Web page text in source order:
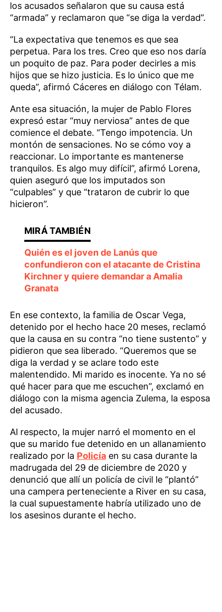
los acusados señalaron que su causa está
“armada” y reclamaron que “se diga la verdad”.
“La expectativa que tenemos es que sea
perpetua. Para los tres. Creo que eso nos daría
un poquito de paz. Para poder decirles a mis
hijos que se hizo justicia. Es lo único que me
queda”, afirmó Cáceres en diálogo con Télam.
Ante esa situación, la mujer de Pablo Flores
expresó estar “muy nerviosa” antes de que
comience el debate. “Tengo impotencia. Un
montón de sensaciones. No se cómo voy a
reaccionar. Lo importante es mantenerse
tranquilos. Es algo muy difícil”, afirmó Lorena,
quien aseguró que los imputados son
“culpables” y que “trataron de cubrir lo que
hicieron”.
Quién es el joven de Lanús que
confundieron con el atacante de Cristina
Kirchner y quiere demandar a Amalia
Granata
En ese contexto, la familia de Oscar Vega,
detenido por el hecho hace 20 meses, reclamó
que la causa en su contra “no tiene sustento” y
pidieron que sea liberado. “Queremos que se
diga la verdad y se aclare todo este
malentendido. Mi marido es inocente. Ya no sé
qué hacer para que me escuchen”, exclamó en
diálogo con la misma agencia Zulema, la esposa
del acusado.
Al respecto, la mujer narró el momento en el
que su marido fue detenido en un allanamiento
realizado por la Policía en su casa durante la
madrugada del 29 de diciembre de 2020 y
denunció que allí un policía de civil le “plantó”
una campera perteneciente a River en su casa,
la cual supuestamente habría utilizado uno de
los asesinos durante el hecho.